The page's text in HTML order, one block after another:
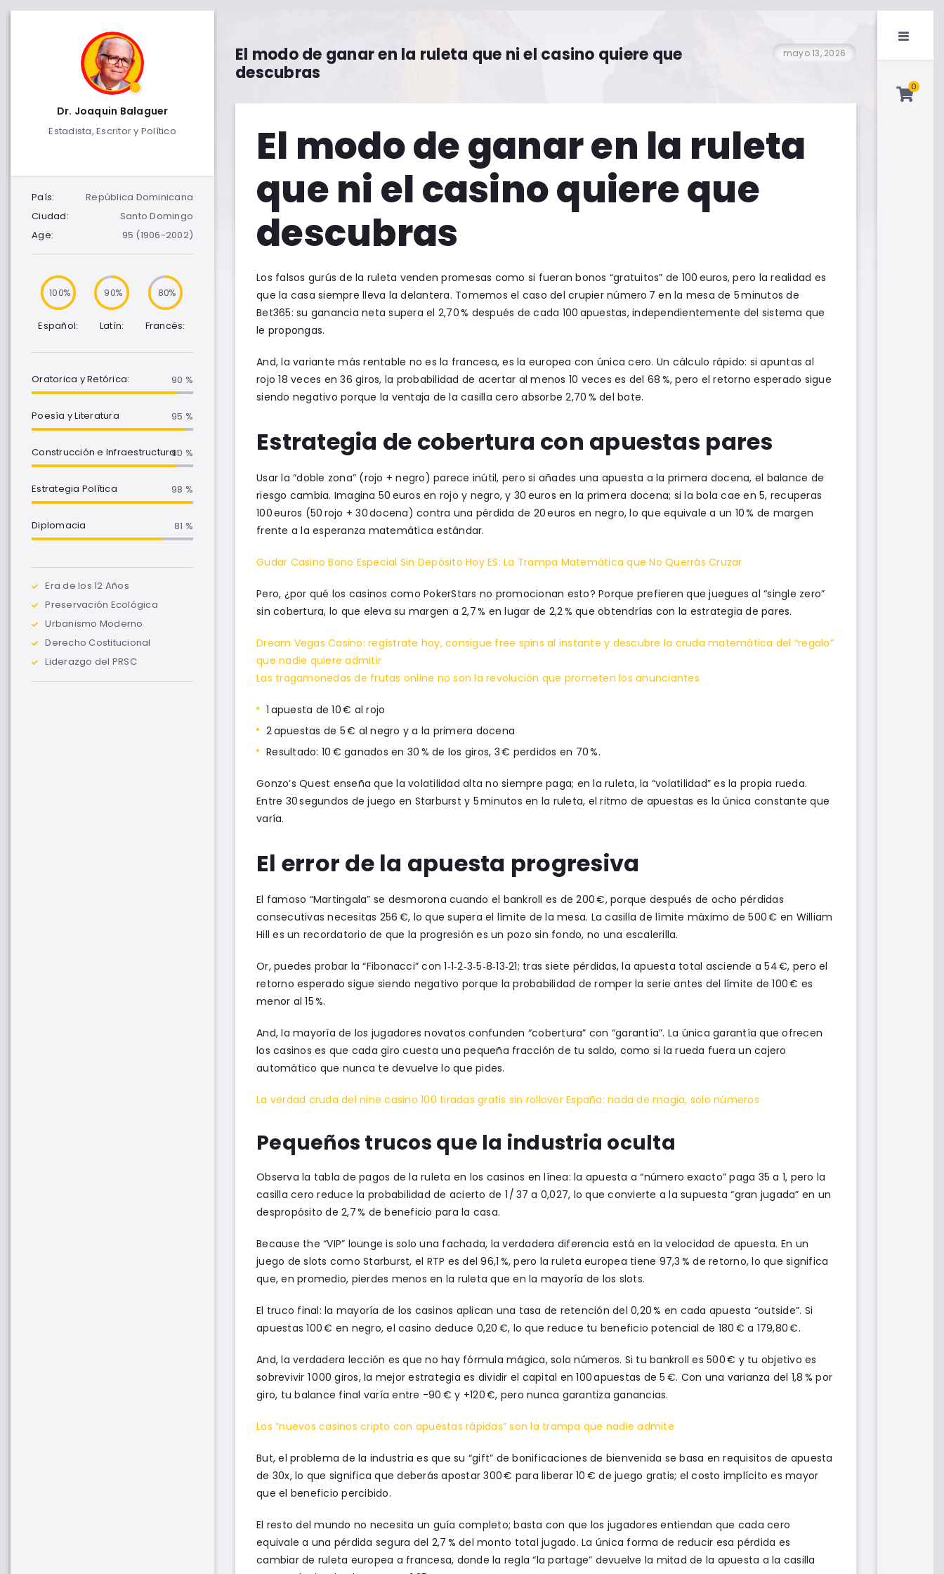
Dr. Joaquin Balaguer
Estadista, Escritor y Político
País:
República Dominicana
Ciudad:
Santo Domingo
Age:
95 (1906-2002)
100
Español:
90
Latín:
80
Francés:
Oratorica y Retórica: 90 %
Poesía y Literatura 95 %
Construcción e Infraestructura:90 %
Estrategia Política 100 %
Diplomacia 85 %
Era de los 12 Años
Preservación Ecológica
Urbanismo Moderno
Derecho Costitucional
Liderazgo del PRSC
0
El modo de ganar en la ruleta que ni el casino quiere que
descubras
mayo 13, 2026
El modo de ganar en la ruleta
que ni el casino quiere que
descubras
Los falsos gurús de la ruleta venden promesas como si fueran bonos “gratuitos” de 100 euros, pero la realidad es
que la casa siempre lleva la delantera. Tomemos el caso del crupier número 7 en la mesa de 5 minutos de
Bet365: su ganancia neta supera el 2,70 % después de cada 100 apuestas, independientemente del sistema que
le propongas.
And, la variante más rentable no es la francesa, es la europea con única cero. Un cálculo rápido: si apuntas al
rojo 18 veces en 36 giros, la probabilidad de acertar al menos 10 veces es del 68 %, pero el retorno esperado sigue
siendo negativo porque la ventaja de la casilla cero absorbe 2,70 % del bote.
Estrategia de cobertura con apuestas pares
Usar la “doble zona” (rojo + negro) parece inútil, pero si añades una apuesta a la primera docena, el balance de
riesgo cambia. Imagina 50 euros en rojo y negro, y 30 euros en la primera docena; si la bola cae en 5, recuperas
100 euros (50 rojo + 30 docena) contra una pérdida de 20 euros en negro, lo que equivale a un 10 % de margen
frente a la esperanza matemática estándar.
Gudar Casino Bono Especial Sin Depósito Hoy ES: La Trampa Matemática que No Querrás Cruzar
Pero, ¿por qué los casinos como PokerStars no promocionan esto? Porque prefieren que juegues al “single zero”
sin cobertura, lo que eleva su margen a 2,7 % en lugar de 2,2 % que obtendrías con la estrategia de pares.
Dream Vegas Casino: regístrate hoy, consigue free spins al instante y descubre la cruda matemática del “regalo”
que nadie quiere admitir
Las tragamonedas de frutas online no son la revolución que prometen los anunciantes
1 apuesta de 10 € al rojo
2 apuestas de 5 € al negro y a la primera docena
Resultado: 10 € ganados en 30 % de los giros, 3 € perdidos en 70 %.
Gonzo’s Quest enseña que la volatilidad alta no siempre paga; en la ruleta, la “volatilidad” es la propia rueda.
Entre 30 segundos de juego en Starburst y 5 minutos en la ruleta, el ritmo de apuestas es la única constante que
varía.
El error de la apuesta progresiva
El famoso “Martingala” se desmorona cuando el bankroll es de 200 €, porque después de ocho pérdidas
consecutivas necesitas 256 €, lo que supera el límite de la mesa. La casilla de límite máximo de 500 € en William
Hill es un recordatorio de que la progresión es un pozo sin fondo, no una escalerilla.
Or, puedes probar la “Fibonacci” con 1‑1‑2‑3‑5‑8‑13‑21; tras siete pérdidas, la apuesta total asciende a 54 €, pero el
retorno esperado sigue siendo negativo porque la probabilidad de romper la serie antes del límite de 100 € es
menor al 15 %.
And, la mayoría de los jugadores novatos confunden “cobertura” con “garantía”. La única garantía que ofrecen
los casinos es que cada giro cuesta una pequeña fracción de tu saldo, como si la rueda fuera un cajero
automático que nunca te devuelve lo que pides.
La verdad cruda del nine casino 100 tiradas gratis sin rollover España: nada de magia, solo números
Pequeños trucos que la industria oculta
Observa la tabla de pagos de la ruleta en los casinos en línea: la apuesta a “número exacto” paga 35 a 1, pero la
casilla cero reduce la probabilidad de acierto de 1 / 37 a 0,027, lo que convierte a la supuesta “gran jugada” en un
despropósito de 2,7 % de beneficio para la casa.
Because the “VIP” lounge is solo una fachada, la verdadera diferencia está en la velocidad de apuesta. En un
juego de slots como Starburst, el RTP es del 96,1 %, pero la ruleta europea tiene 97,3 % de retorno, lo que significa
que, en promedio, pierdes menos en la ruleta que en la mayoría de los slots.
El truco final: la mayoría de los casinos aplican una tasa de retención del 0,20 % en cada apuesta “outside”. Si
apuestas 100 € en negro, el casino deduce 0,20 €, lo que reduce tu beneficio potencial de 180 € a 179,80 €.
And, la verdadera lección es que no hay fórmula mágica, solo números. Si tu bankroll es 500 € y tu objetivo es
sobrevivir 1 000 giros, la mejor estrategia es dividir el capital en 100 apuestas de 5 €. Con una varianza del 1,8 % por
giro, tu balance final varía entre -90 € y +120 €, pero nunca garantiza ganancias.
Los “nuevos casinos cripto con apuestas rápidas” son la trampa que nadie admite
But, el problema de la industria es que su “gift” de bonificaciones de bienvenida se basa en requisitos de apuesta
de 30x, lo que significa que deberás apostar 300 € para liberar 10 € de juego gratis; el costo implícito es mayor
que el beneficio percibido.
El resto del mundo no necesita un guía completo; basta con que los jugadores entiendan que cada cero
equivale a una pérdida segura del 2,7 % del monto total jugado. La única forma de reducir esa pérdida es
cambiar de ruleta europea a francesa, donde la regla “la partage” devuelve la mitad de la apuesta a la casilla